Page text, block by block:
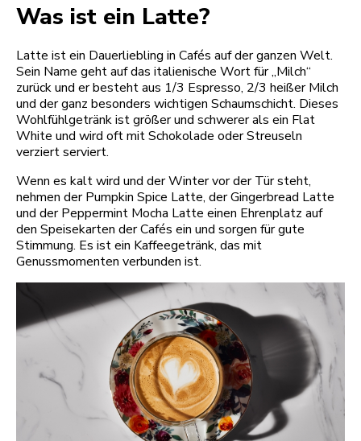
Was ist ein Latte?
Latte ist ein Dauerliebling in Cafés auf der ganzen Welt.
Sein Name geht auf das italienische Wort für „Milch“
zurück und er besteht aus 1/3 Espresso, 2/3 heißer Milch
und der ganz besonders wichtigen Schaumschicht. Dieses
Wohlfühlgetränk ist größer und schwerer als ein Flat
White und wird oft mit Schokolade oder Streuseln
verziert serviert.
Wenn es kalt wird und der Winter vor der Tür steht,
nehmen der Pumpkin Spice Latte, der Gingerbread Latte
und der Peppermint Mocha Latte einen Ehrenplatz auf
den Speisekarten der Cafés ein und sorgen für gute
Stimmung. Es ist ein Kaffeegetränk, das mit
Genussmomenten verbunden ist.